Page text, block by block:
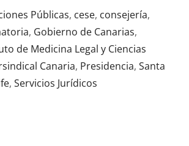
Públicas, cese, consejería,
, Gobierno de Canarias,
de Medicina Legal y Ciencias
Canaria, Presidencia, Santa
, Servicios Jurídicos